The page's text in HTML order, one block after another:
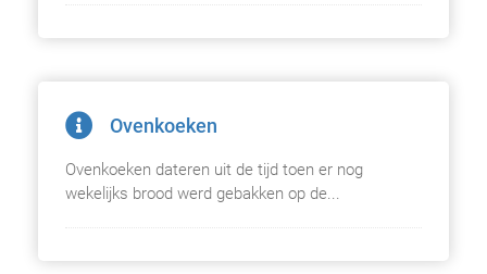
Ovenkoeken
Ovenkoeken dateren uit de tijd toen er nog
wekelijks brood werd gebakken op de...